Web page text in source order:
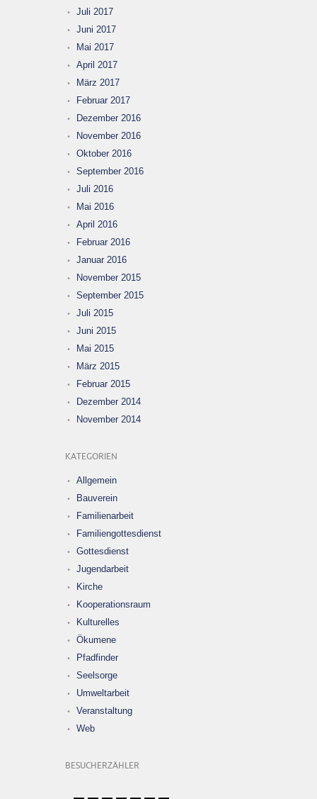
Juli 2017
Juni 2017
Mai 2017
April 2017
März 2017
Februar 2017
Dezember 2016
November 2016
Oktober 2016
September 2016
Juli 2016
Mai 2016
April 2016
Februar 2016
Januar 2016
November 2015
September 2015
Juli 2015
Juni 2015
Mai 2015
März 2015
Februar 2015
Dezember 2014
November 2014
KATEGORIEN
Allgemein
Bauverein
Familienarbeit
Familiengottesdienst
Gottesdienst
Jugendarbeit
Kirche
Kooperationsraum
Kulturelles
Ökumene
Pfadfinder
Seelsorge
Umweltarbeit
Veranstaltung
Web
BESUCHERZÄHLER